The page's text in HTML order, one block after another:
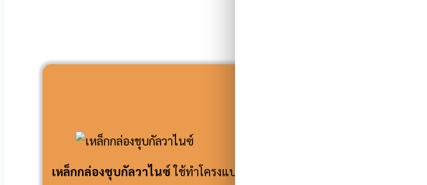
รูปแบบเหล็กกัลวาไน
เหล็กกล่องชุบกั
เหล็กกล่องชุบกัลวาไนซ์ใช้ทำโครงแบบคร่าว ๆ งานต่อเติม โครงสร้างเบา เช่